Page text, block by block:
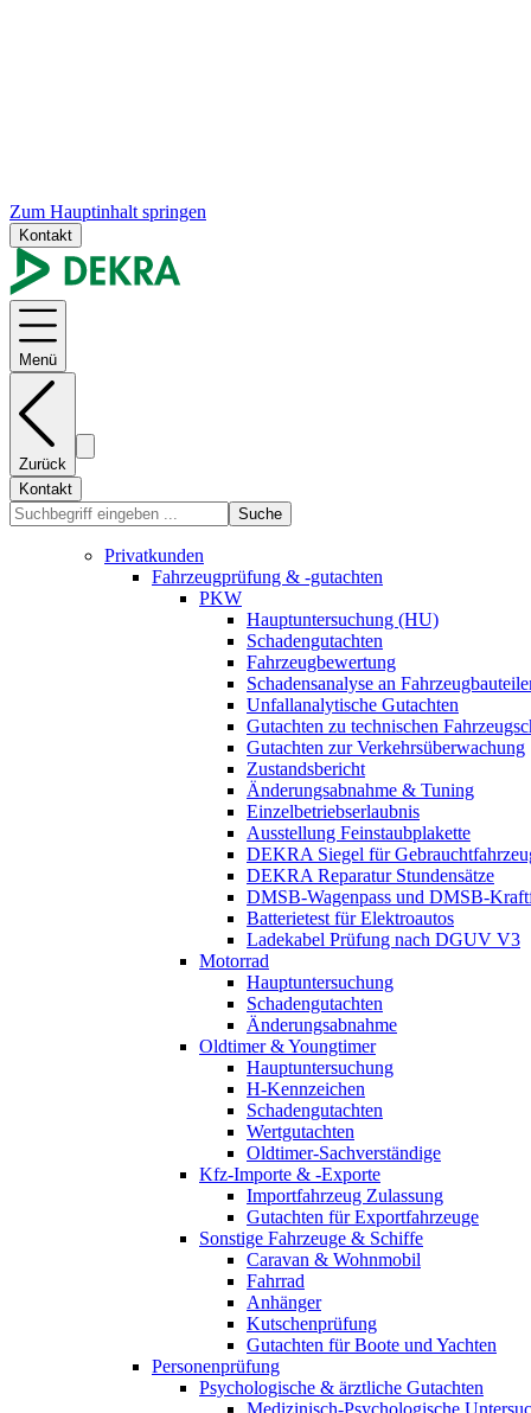
Zum Hauptinhalt springen
Kontakt
Menü
Zurück
Kontakt
Suche
Privatkunden
Fahrzeugprüfung & -gutachten
PKW
Hauptuntersuchung (HU)
Schadengutachten
Fahrzeugbewertung
Schadensanalyse an
Unfallanalytische Gutachten
Gutachten zu technischen
Gutachten zur Verkehrsüberwachung
Zustandsbericht
Änderungsabnahme & Tuning
Einzelbetriebserlaubnis
Ausstellung Feinstaubplakette
DEKRA Siegel für
DEKRA Reparatur Stundensätze
DMSB-Wagenpass und DMSB-
Batterietest für Elektroautos
Ladekabel Prüfung nach DGUV V3
Motorrad
Hauptuntersuchung
Schadengutachten
Änderungsabnahme
Oldtimer & Youngtimer
Hauptuntersuchung
H-Kennzeichen
Schadengutachten
Wertgutachten
Oldtimer-Sachverständige
Kfz-Importe & -Exporte
Importfahrzeug Zulassung
Gutachten für Exportfahrzeuge
Sonstige Fahrzeuge & Schiffe
Caravan & Wohnmobil
Fahrrad
Anhänger
Kutschenprüfung
Gutachten für Boote und Yachten
Personenprüfung
Psychologische & ärztliche Gutachten
Medizinisch-Psychologische